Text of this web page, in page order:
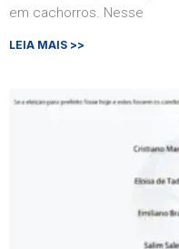
em cachorros. Nesse
LEIA MAIS >>